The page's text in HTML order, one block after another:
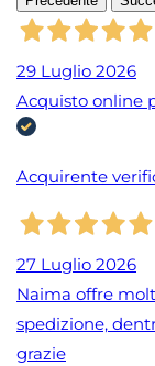
29 Luglio 2026
Acquisto online
Acquirente
27 Luglio 2026
Naima offre
spedizione,
grazie